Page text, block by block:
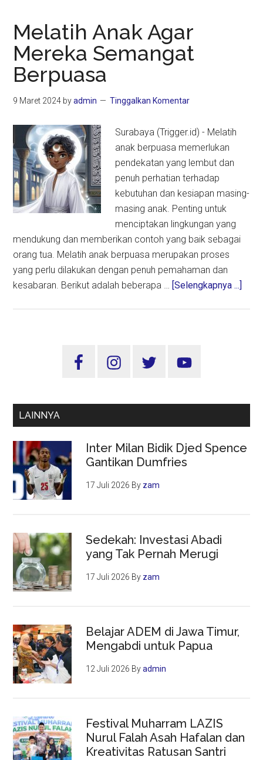
Melatih Anak Agar
Mereka Semangat
Berpuasa
9 Maret 2024 byadmin Tinggalkan Komentar
Surabaya (Trigger.id) - Melatih
anak berpuasa memerlukan
pendekatan yang lembut dan
penuh perhatian terhadap
kebutuhan dan kesiapan masing-
masing anak. Penting untuk
menciptakan lingkungan yang
mendukung dan memberikan contoh yang baik sebagai
orang tua. Melatih anak berpuasa merupakan proses
yang perlu dilakukan dengan penuh pemahaman dan
kesabaran. Berikut adalah beberapa … [Selengkapnya ...]
Sidebar
LAINNYA
Inter Milan Bidik Djed Spence
Gantikan Dumfries
17 Juli 2026 By zam
Sedekah: Investasi Abadi
yang Tak Pernah Merugi
17 Juli 2026 By zam
Belajar ADEM di Jawa Timur,
Mengabdi untuk Papua
12 Juli 2026 Byadmin
Festival Muharram LAZIS
Nurul Falah Asah Hafalan dan
Kreativitas Ratusan Santri